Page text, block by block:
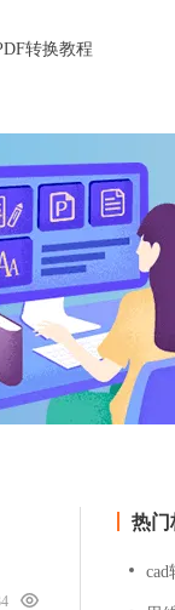
转换教程
热门
cad